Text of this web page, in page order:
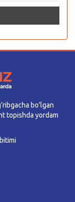
bo’lgan
topishda yordam